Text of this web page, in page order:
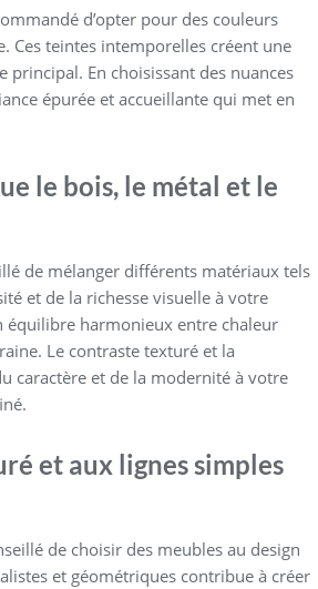
d’opter pour des couleurs
Ces teintes intemporelles créent une
principal. En choisissant des nuances
épurée et accueillante qui met en
le bois, le métal et le
de mélanger différents matériaux tels
et de la richesse visuelle à votre
équilibre harmonieux entre chaleur
Le contraste texturé et la
caractère et de la modernité à votre
et aux lignes simples
de choisir des meubles au design
et géométriques contribue à créer